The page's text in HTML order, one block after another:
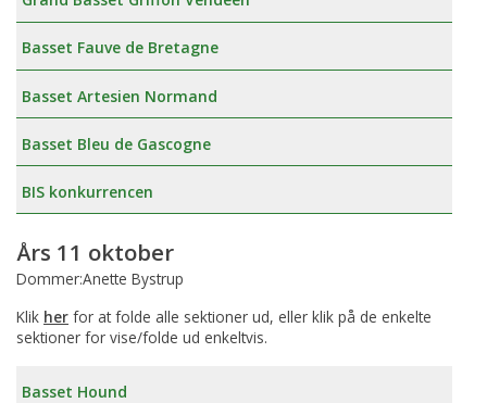
Basset Fauve de Bretagne
Basset Artesien Normand
Basset Bleu de Gascogne
BIS konkurrencen
Års 11 oktober
Dommer:Anette Bystrup
Klik her for at folde alle sektioner ud, eller klik på de enkelte
sektioner for vise/folde ud enkeltvis.
Basset Hound